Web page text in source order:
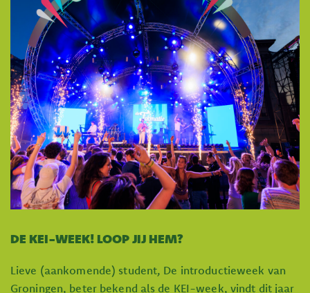
DE KEI-WEEK! LOOP JIJ HEM?
Lieve (aankomende) student, De introductieweek van
Groningen, beter bekend als de KEI-week, vindt dit jaar